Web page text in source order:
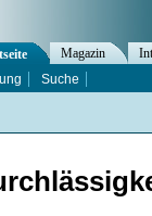
Magazin
Suche